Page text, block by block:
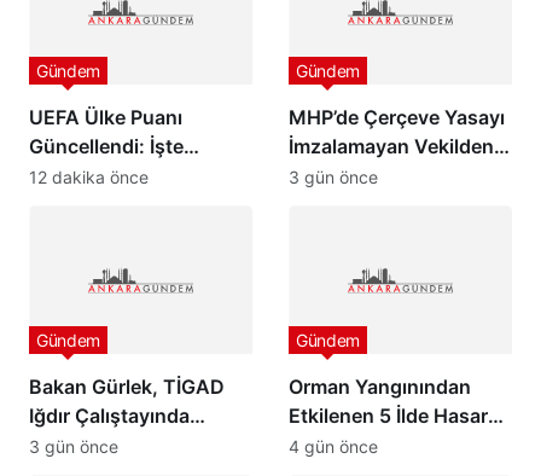
UEFA Ülke Puanı
Güncellendi: İşte
Türkiye’nin Son Durumu
Gündem
12 dakika önce
MHP’de Çerçeve Yasayı
İmzalamayan Vekilden
Paylaşım
Gündem
3 gün önce
Bakan Gürlek, TİGAD
Iğdır Çalıştayında
konuştu: “Türkiye pazar
Gündem
3 gün önce
Orman Yangınından
Etkilenen 5 İlde Hasar
Tespit Çalışmaları
Gündem
4 gün önce